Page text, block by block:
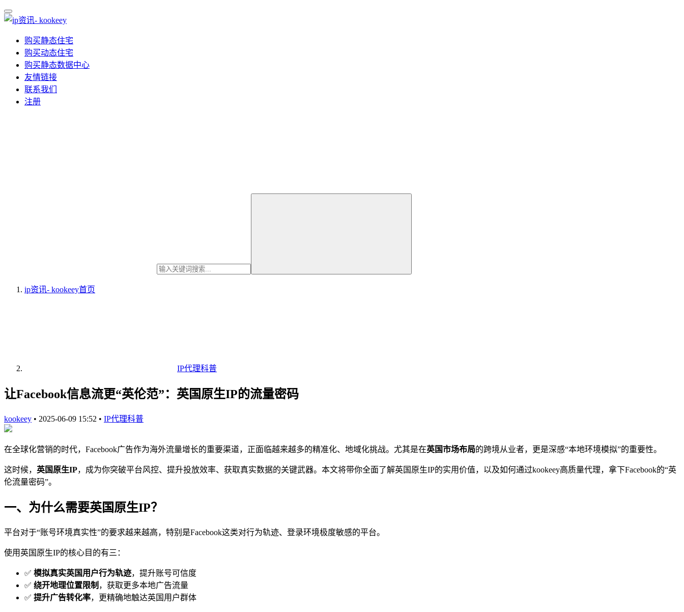
购买静态住宅
购买动态住宅
购买静态数据中心
友情链接
联系我们
注册
ip资讯- kookeey首页
IP代理科普
让Facebook信息流更“英伦范”：英国原生IP的流量密码
kookeey • 2025-06-09 15:52 • IP代理科普
在全球化营销的时代，Facebook广告作为海外流量增长的重要渠道，正面临越来越多的精准化、地域化挑战。尤其是在英国市场布局的跨境从业者，更是深感“本地环境模拟”的重要性。
这时候， 英国原生IP，成为你突破平台风控、提升投放效率、获取真实数据的关键武器。本文将带你全面了解英国原生IP的实用价值，以及如何通过kookeey高质量代理，拿下Facebook的“英
伦流量密码”。
一、为什么需要英国原生IP？
平台对于“账号环境真实性”的要求越来越高，特别是Facebook这类对行为轨迹、登录环境极度敏感的平台。
使用英国原生IP的核心目的有三：
✅ 模拟真实英国用户行为轨迹，提升账号可信度
✅ 绕开地理位置限制 ，获取更多本地广告流量
✅ 提升广告转化率，更精确地触达英国用户群体